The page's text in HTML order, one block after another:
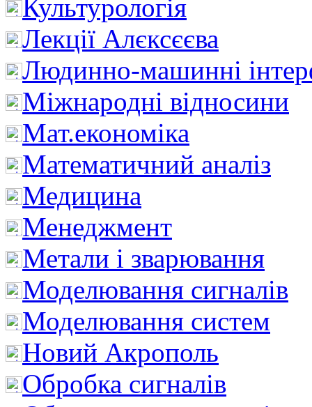
Культурологія
Лекції Алєксєєва
Людинно-машинні
Міжнародні відносини
Мат.економіка
Математичний аналіз
Медицина
Менеджмент
Метали і зварювання
Моделювання сигналів
Моделювання систем
Новий Акрополь
Обробка сигналів